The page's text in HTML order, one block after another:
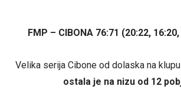
FMP – CIBONA 76:71 (20:22,
Velika serija Cibone od dolaska na
ostala je na nizu od 12